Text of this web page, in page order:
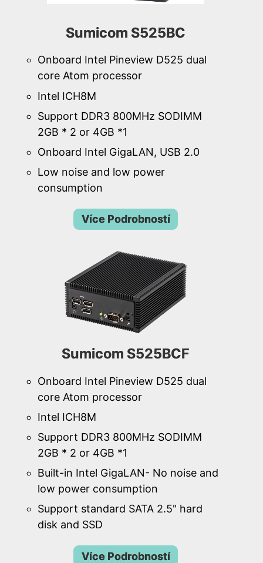
Sumicom S525BC
Onboard Intel Pineview D525 dual
core Atom processor
Intel ICH8M
Support DDR3 800MHz SODIMM
2GB * 2 or 4GB *1
Onboard Intel GigaLAN, USB 2.0
Low noise and low power
consumption
Více Podrobností
Sumicom S525BCF
Onboard Intel Pineview D525 dual
core Atom processor
Intel ICH8M
Support DDR3 800MHz SODIMM
2GB * 2 or 4GB *1
Built-in Intel GigaLAN- No noise and
low power consumption
Support standard SATA 2.5" hard
disk and SSD
Více Podrobností